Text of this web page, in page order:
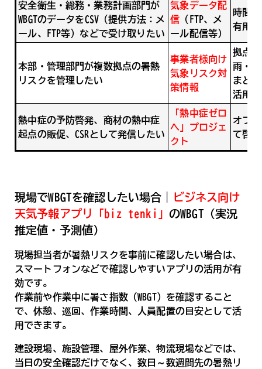
安全衛生・総務・業務計画部門が
WBGTのデータをCSV（提供方法：メ
ール、FTP等）などで受け取りたい
気象データ配
信 （FTP、メ
ール配信等）
時間
有用
本部・管理部門が複数拠点の暑熱
リスクを管理したい
事業者様向け
気象リスク対
策情報
拠点
雨・
まと
活用
熱中症の予防啓発、商材の熱中症
起点の販促、CSRとして発信したい
「熱中症ゼロ
へ」プロジェ
クト
オフ
て啓
現場でWBGTを確認したい場合｜
ビジネス向け
天気予報アプリ「biz tenki」 のWBGT（実況
推定値・予測値）
現場担当者が暑熱リスクを事前に確認したい場合は、
スマートフォンなどで確認しやすいアプリの活用が有
効です。
作業前や作業中に暑さ指数（WBGT）を確認すること
で、休憩、巡回、作業時間、人員配置の目安として活
用できます。
建設現場、施設管理、屋外作業、物流現場などでは、
当日の安全確認だけでなく、数日～数週間先の暑熱リ